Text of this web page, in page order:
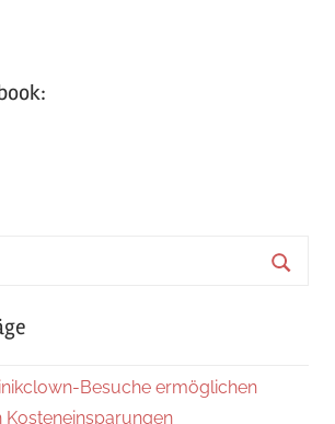
Besuche ermöglichen
Kosteneinsparungen